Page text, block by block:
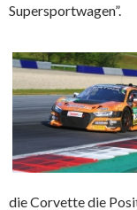
Supersportwagen”.
die Corvette die